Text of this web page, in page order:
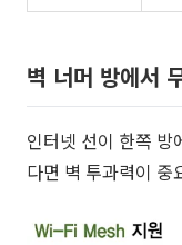
벽 너머 방에서
인터넷 선이 한쪽 방
다면 벽 투과력이 중